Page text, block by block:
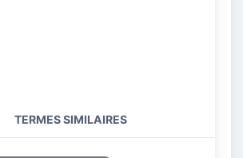
TERMES SIMILAIRES